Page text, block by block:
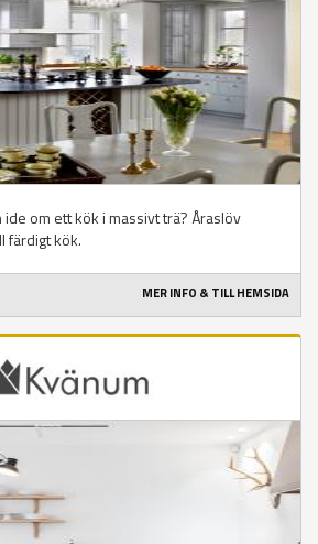
om ett kök i massivt trä? Åraslöv
färdigt kök.
MER INFO & TILL HEMSIDA